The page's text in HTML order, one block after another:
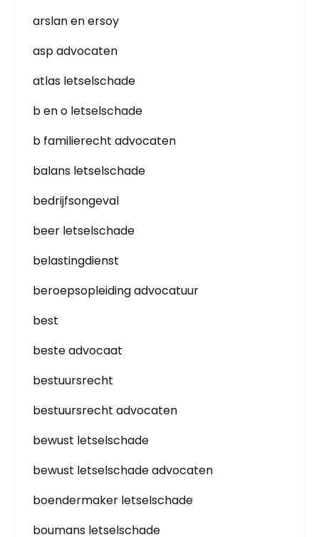
arslan en ersoy
asp advocaten
atlas letselschade
b en o letselschade
b familierecht advocaten
balans letselschade
bedrijfsongeval
beer letselschade
belastingdienst
beroepsopleiding advocatuur
best
beste advocaat
bestuursrecht
bestuursrecht advocaten
bewust letselschade
bewust letselschade advocaten
boendermaker letselschade
boumans letselschade